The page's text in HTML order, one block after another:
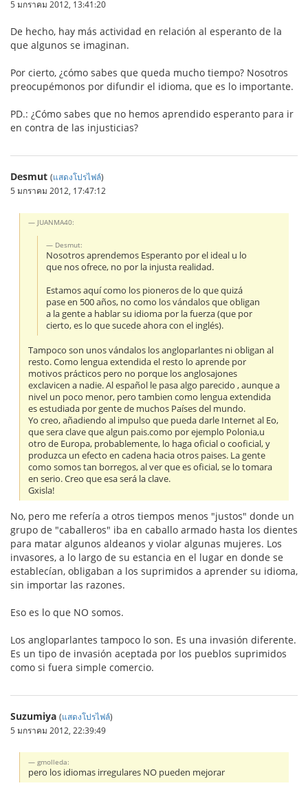
5 มกราคม 2012, 13:41:20
De hecho, hay más actividad en relación al esperanto de la
que algunos se imaginan.
Por cierto, ¿cómo sabes que queda mucho tiempo? Nosotros
preocupémonos por difundir el idioma, que es lo importante.
PD.: ¿Cómo sabes que no hemos aprendido esperanto para ir
en contra de las injusticias?
Desmut (แสดงโปรไฟล์)
5 มกราคม 2012, 17:47:12
JUANMA40:
Desmut:
Nosotros aprendemos Esperanto por el ideal u lo
que nos ofrece, no por la injusta realidad.
Estamos aquí como los pioneros de lo que quizá
pase en 500 años, no como los vándalos que obligan
a la gente a hablar su idioma por la fuerza (que por
cierto, es lo que sucede ahora con el inglés).
Tampoco son unos vándalos los angloparlantes ni obligan al
resto. Como lengua extendida el resto lo aprende por
motivos prácticos pero no porque los anglosajones
exclavicen a nadie. Al español le pasa algo parecido , aunque a
nivel un poco menor, pero tambien como lengua extendida
es estudiada por gente de muchos Países del mundo.
Yo creo, añadiendo al impulso que pueda darle Internet al Eo,
que sera clave que algun pais.como por ejemplo Polonia,u
otro de Europa, probablemente, lo haga oficial o cooficial, y
produzca un efecto en cadena hacia otros paises. La gente
como somos tan borregos, al ver que es oficial, se lo tomara
en serio. Creo que esa será la clave.
Gxisla!
No, pero me refería a otros tiempos menos "justos" donde un
grupo de "caballeros" iba en caballo armado hasta los dientes
para matar algunos aldeanos y violar algunas mujeres. Los
invasores, a lo largo de su estancia en el lugar en donde se
establecían, obligaban a los suprimidos a aprender su idioma,
sin importar las razones.
Eso es lo que NO somos.
Los angloparlantes tampoco lo son. Es una invasión diferente.
Es un tipo de invasión aceptada por los pueblos suprimidos
como si fuera simple comercio.
Suzumiya (แสดงโปรไฟล์)
5 มกราคม 2012, 22:39:49
gmolleda:
pero los idiomas irregulares NO pueden mejorar